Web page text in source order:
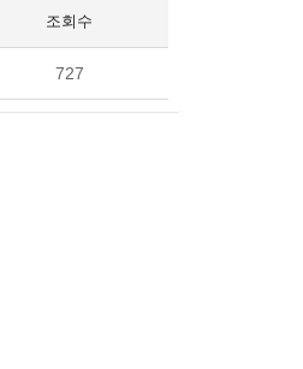
조회수
727